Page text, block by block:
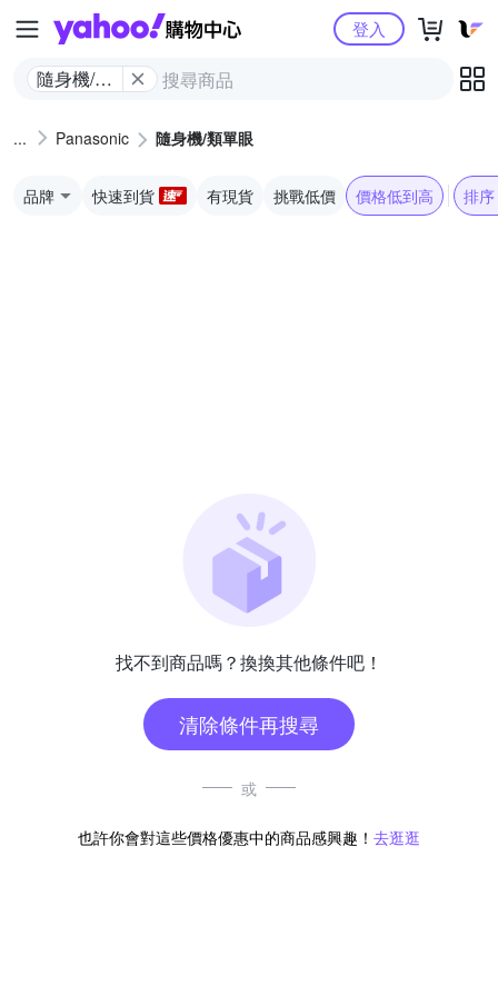
Yahoo購物中心
隨身機/類
登入
Panasonic 隨身機/類單眼
品牌 快速到貨 有現貨 挑戰低價 價格低到高 排序
找不到商品嗎？換換其他條件吧！
清除條件再搜尋
或
也許你會對這些價格優惠中的商品感興趣！ 去逛逛